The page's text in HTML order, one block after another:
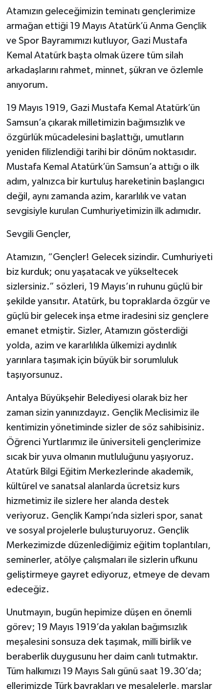
Atamızın geleceğimizin teminatı gençlerimize
armağan ettiği 19 Mayıs Atatürk’ü Anma Gençlik
ve Spor Bayramımızı kutluyor, Gazi Mustafa
Kemal Atatürk başta olmak üzere tüm silah
arkadaşlarını rahmet, minnet, şükran ve özlemle
anıyorum.
19 Mayıs 1919, Gazi Mustafa Kemal Atatürk’ün
Samsun’a çıkarak milletimizin bağımsızlık ve
özgürlük mücadelesini başlattığı, umutların
yeniden filizlendiği tarihi bir dönüm noktasıdır.
Mustafa Kemal Atatürk’ün Samsun’a attığı o ilk
adım, yalnızca bir kurtuluş hareketinin başlangıcı
değil, aynı zamanda azim, kararlılık ve vatan
sevgisiyle kurulan Cumhuriyetimizin ilk adımıdır.
Sevgili Gençler,
Atamızın, “Gençler! Gelecek sizindir. Cumhuriyeti
biz kurduk; onu yaşatacak ve yükseltecek
sizlersiniz.” sözleri, 19 Mayıs’ın ruhunu güçlü bir
şekilde yansıtır. Atatürk, bu topraklarda özgür ve
güçlü bir gelecek inşa etme iradesini siz gençlere
emanet etmiştir. Sizler, Atamızın gösterdiği
yolda, azim ve kararlılıkla ülkemizi aydınlık
yarınlara taşımak için büyük bir sorumluluk
taşıyorsunuz.
Antalya Büyükşehir Belediyesi olarak biz her
zaman sizin yanınızdayız. Gençlik Meclisimiz ile
kentimizin yönetiminde sizler de söz sahibisiniz.
Öğrenci Yurtlarımız ile üniversiteli gençlerimize
sıcak bir yuva olmanın mutluluğunu yaşıyoruz.
Atatürk Bilgi Eğitim Merkezlerinde akademik,
kültürel ve sanatsal alanlarda ücretsiz kurs
hizmetimiz ile sizlere her alanda destek
veriyoruz. Gençlik Kampı’nda sizleri spor, sanat
ve sosyal projelerle buluşturuyoruz. Gençlik
Merkezimizde düzenlediğimiz eğitim toplantıları,
seminerler, atölye çalışmaları ile sizlerin ufkunu
geliştirmeye gayret ediyoruz, etmeye de devam
edeceğiz.
Unutmayın, bugün hepimize düşen en önemli
görev; 19 Mayıs 1919’da yakılan bağımsızlık
meşalesini sonsuza dek taşımak, milli birlik ve
beraberlik duygusunu her daim canlı tutmaktır.
Tüm halkımızı 19 Mayıs Salı günü saat 19.30’da;
ellerimizde Türk bayrakları ve meşalelerle, marşlar